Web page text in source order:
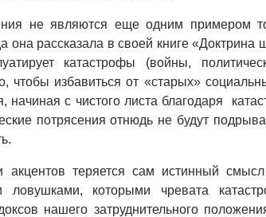
не являются еще одним примером
она рассказала в своей книге «Доктрина
катастрофы (войны,
чтобы избавиться от «старых»
начиная с чистого листа благодаря
потрясения отнюдь не будут
теряется сам истинный
ловушками, которыми чревата
нашего затруднительного